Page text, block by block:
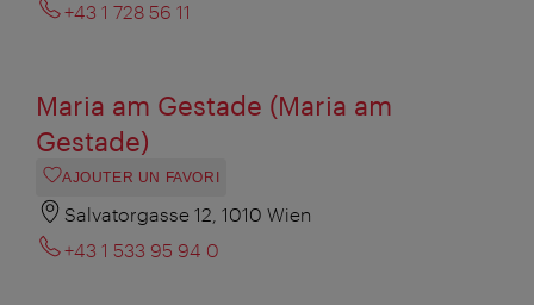
+43 1 728 56 11
Maria am Gestade (Maria am
Gestade)
AJOUTER UN FAVORI
Salvatorgasse 12, 1010 Wien
+43 1 533 95 94 0